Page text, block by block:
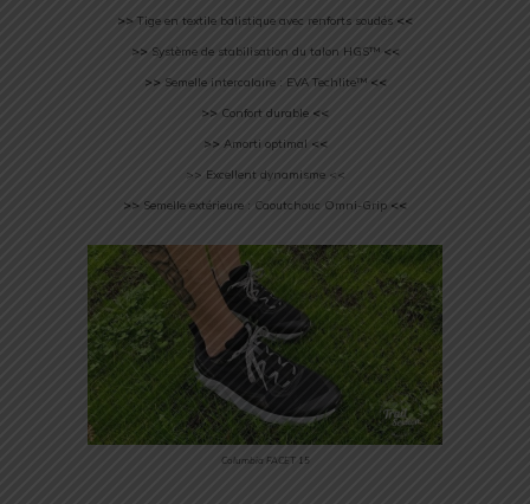
>> Tige en textile balistique avec renforts soudés <<
>> Système de stabilisation du talon HGS™ <<
>> Semelle intercalaire : EVA Techlite™ <<
>> Confort durable <<
>> Amorti optimal <<
>> Excellent dynamisme <<
>> Semelle extérieure : Caoutchouc Omni-Grip <<
Columbia FACET 15